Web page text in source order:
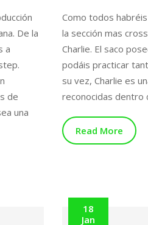
De la
a
de
una
Como todos
la sección mas
Charlie. El saco
podáis practicar
su vez, Charlie es
reconocidas dentro
Read More
18
Jan